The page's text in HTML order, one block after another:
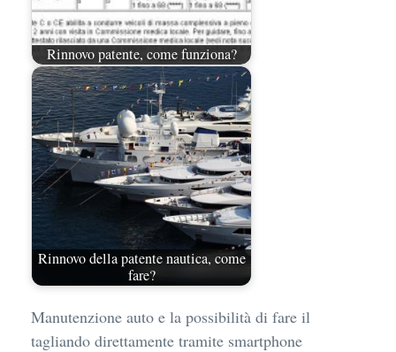
Rinnovo patente, come funziona?
Rinnovo della patente nautica, come
fare?
Manutenzione auto e la possibilità di fare il
tagliando direttamente tramite smartphone